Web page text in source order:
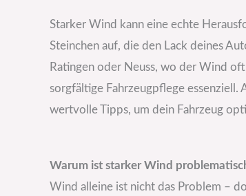
Starker Wind kann eine echte
Steinchen auf, die den Lack deines
Ratingen oder Neuss, wo der Wind
sorgfältige Fahrzeugpflege essenziell.
wertvolle Tipps, um dein Fahrzeug
Warum ist starker Wind
Wind alleine ist nicht das Problem –